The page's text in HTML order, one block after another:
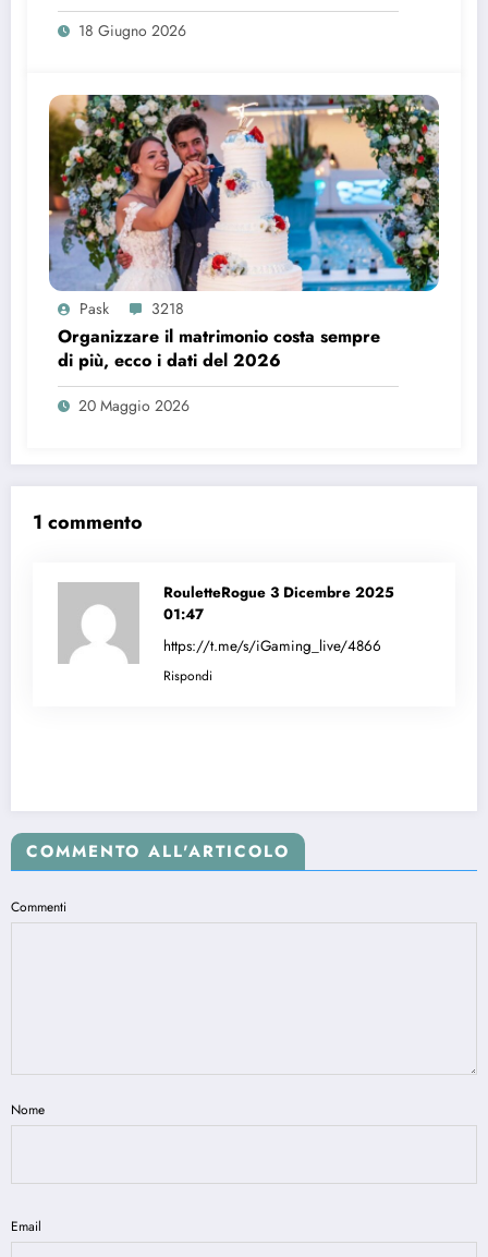
18 Giugno 2026
Pask 3218
Organizzare il matrimonio costa sempre
di più, ecco i dati del 2026
20 Maggio 2026
1 commento
RouletteRogue 3 Dicembre 2025
01:47
https://t.me/s/iGaming_live/4866
Rispondi
COMMENTO ALL'ARTICOLO
Commenti
Nome
Email